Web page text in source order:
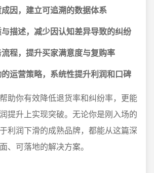
因，建立可追溯的数据体系
描述，减少因认知差异导致的纠纷
程，提升买家满意度与复购率
运营策略，系统性提升利润和口碑
助你有效降低退货率和纠纷率，更能
提升上实现突破。无论你是刚入场的
利润下滑的成熟品牌，都能从这篇深
、可落地的解决方案。